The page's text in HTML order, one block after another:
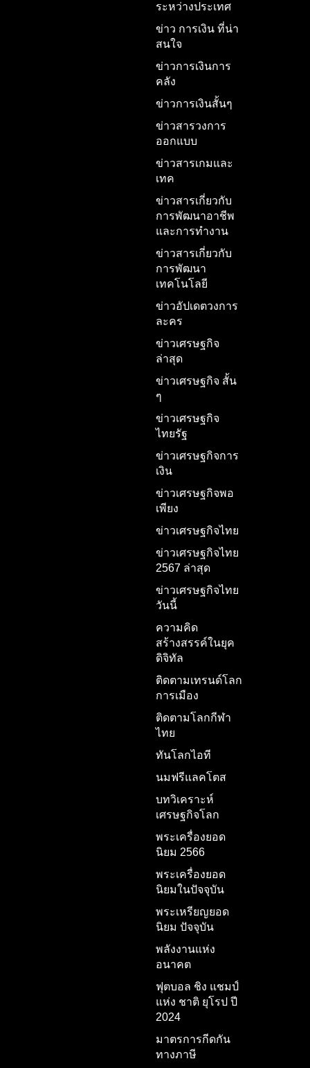
ระหว่างประเทศ
ข่าว การเงิน ที่น่า
สนใจ
ข่าวการเงินการ
คลัง
ข่าวการเงินสั้นๆ
ข่าวสารวงการ
ออกแบบ
ข่าวสารเกมและ
เทค
ข่าวสารเกี่ยวกับ
การพัฒนาอาชีพ
และการทำงาน
ข่าวสารเกี่ยวกับ
การพัฒนา
เทคโนโลยี
ข่าวอัปเดตวงการ
ละคร
ข่าวเศรษฐกิจ
ล่าสุด
ข่าวเศรษฐกิจ สั้น
ๆ
ข่าวเศรษฐกิจ
ไทยรัฐ
ข่าวเศรษฐกิจการ
เงิน
ข่าวเศรษฐกิจพอ
เพียง
ข่าวเศรษฐกิจไทย
ข่าวเศรษฐกิจไทย
2567 ล่าสุด
ข่าวเศรษฐกิจไทย
วันนี้
ความคิด
สร้างสรรค์ในยุค
ดิจิทัล
ติดตามเทรนด์โลก
การเมือง
ติดตามโลกกีฬา
ไทย
ทันโลกไอที
นมฟรีแลคโตส
บทวิเคราะห์
เศรษฐกิจโลก
พระเครื่องยอด
นิยม 2566
พระเครื่องยอด
นิยมในปัจจุบัน
พระเหรียญยอด
นิยม ปัจจุบัน
พลังงานแห่ง
อนาคต
ฟุตบอล ชิง แชมป์
แห่ง ชาติ ยุโรป ปี
2024
มาตรการกีดกัน
ทางภาษี